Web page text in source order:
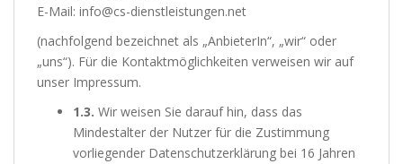
E-Mail: info@cs-dienstleistungen.net
(nachfolgend bezeichnet als „AnbieterIn“, „wir“ oder
„uns“). Für die Kontaktmöglichkeiten verweisen wir auf
unser Impressum.
1.3. Wir weisen Sie darauf hin, dass das
Mindestalter der Nutzer für die Zustimmung
vorliegender Datenschutzerklärung bei 16 Jahren